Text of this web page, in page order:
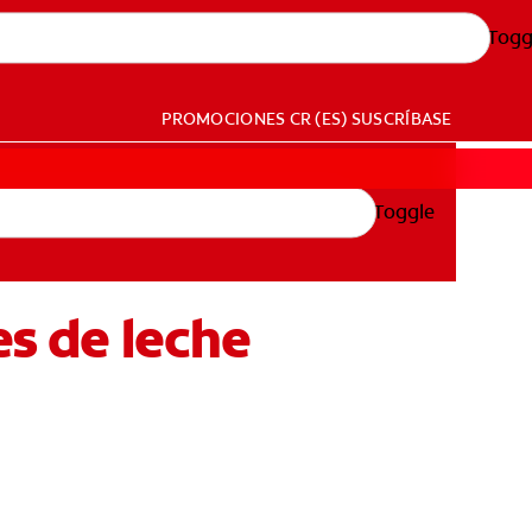
PROMOCIONES CR (ES) SUSCRÍBASE
Toggle
de leche